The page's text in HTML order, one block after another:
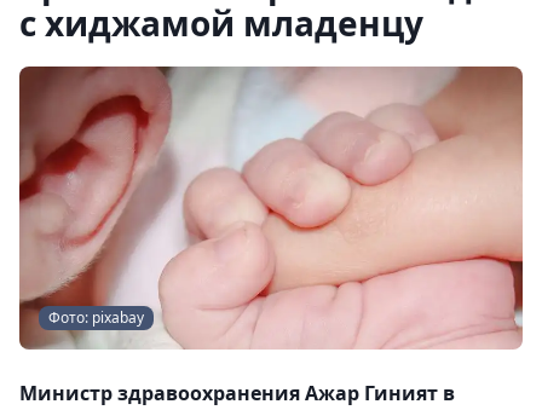
с хиджамой младенцу
Фото: pixabay
Министр здравоохранения Ажар Гиният в